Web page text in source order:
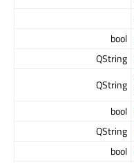
bool
QString
QString
bool
QString
bool